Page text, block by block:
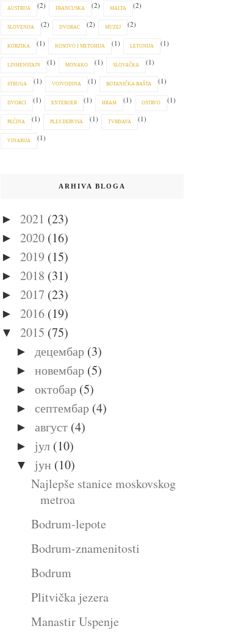
AUSTRIJA (2) FRANCUSKA (2) MALTA (2)
SLOVENIJA (2) DVORAC (2) MUZEJ (2)
KORZIKA (1) KOSOVO I METOHIJA (1) LETONIJA (1)
LINHENSTAJN (1) MONAKO (1) SLOVAČKA (1)
STRUGA (1) VOJVODINA (1) BOTANIČKA BAŠTA (1)
DVORCI (1) ENTERIJER (1) HRAM (1) OSTRVO (1)
PEĆINA (1) PLES DERVISA (1) TVRĐAVA (1)
VINARIJA (1)
ARHIVA BLOGA
► 2021 (23)
► 2020 (16)
► 2019 (15)
► 2018 (31)
► 2017 (23)
► 2016 (19)
▼ 2015 (75)
► децембар (3)
► новембар (5)
► октобар (5)
► септембар (4)
► август (4)
► јул (10)
▼ јун (10)
Najlepše stanice moskovskog
metroa
Bodrum-lepote
Bodrum-znamenitosti
Bodrum
Plitvička jezera
Manastir Uspenje